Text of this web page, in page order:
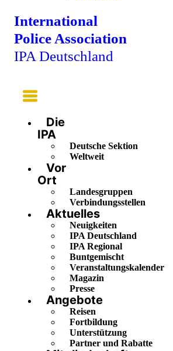
International
Police Association
IPA Deutschland
Main
Menu
Die
IPA
Deutsche Sektion
Weltweit
Vor
Ort
Landesgruppen
Verbindungsstellen
Aktuelles
Neuigkeiten
IPA Deutschland
IPA Regional
Buntgemischt
Veranstaltungskalender
Magazin
Presse
Angebote
Reisen
Fortbildung
Unterstützung
Partner und Rabatte